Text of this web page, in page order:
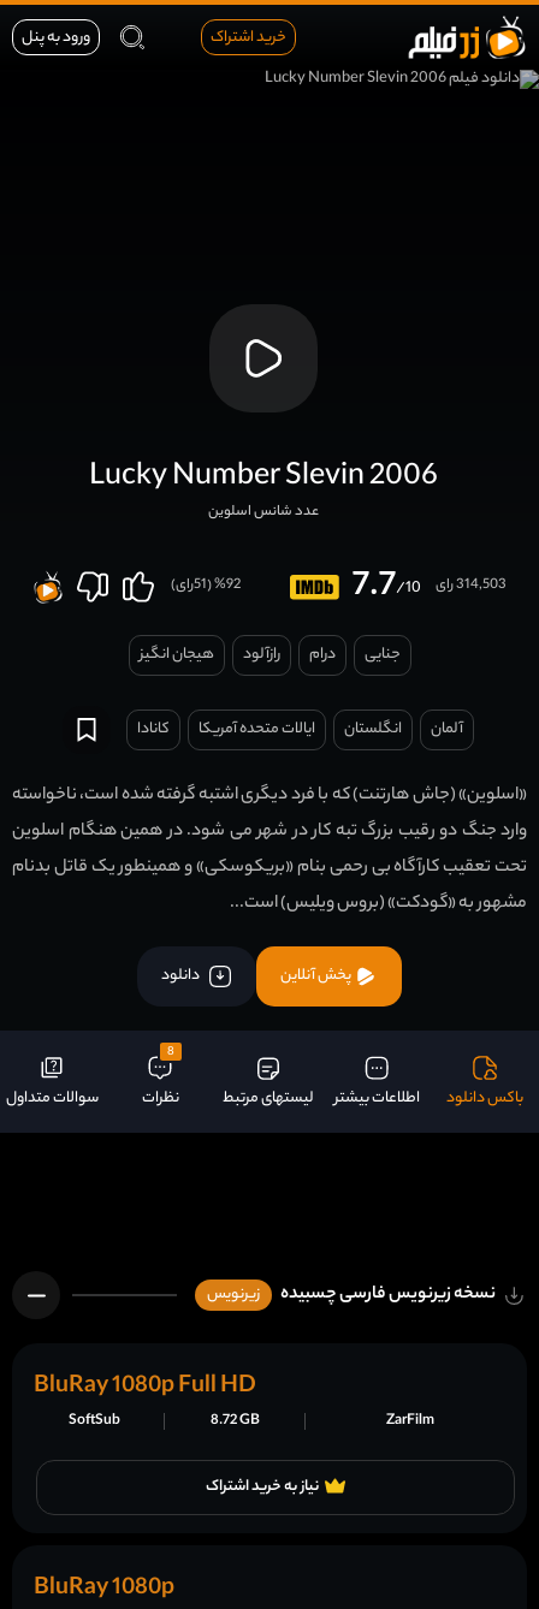
خرید اشتراک ورود به پنل
Lucky Number Slevin 2006
عدد شانس اسلوین
7.7/10 314,503 رای 92
% (
51رای)
جنایی درام رازآلود هیجان انگیز
آلمان انگلستان ایالات متحده آمریکا کانادا
«اسلوین» (جاش هارتنت) که با فرد دیگری اشتبه گرفته شده است، ناخواسته
وارد جنگ دو رقیب بزرگ تبه کار در شهر می شود. در همین هنگام اسلوین
تحت تعقیب کارآگاه بی رحمی بنام «بریکوسکی» و همینطور یک قاتل بدنام
مشهور به «گودکت» (بروس ویلیس) است...
پخش آنلاین دانلود
باکس دانلود اطلاعات بیشتر لیستهای مرتبط
8
نظرات سوالات متداول
نسخه زیرنویس فارسی چسبیده زیرنویس
نیاز به خرید اشتراک
ZarFilm
8.72 GB
SoftSub
BluRay 1080p Full HD
BluRay 1080p